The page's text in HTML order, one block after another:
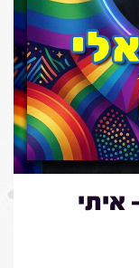
סוף שבוע גאווה 2026 - איתי